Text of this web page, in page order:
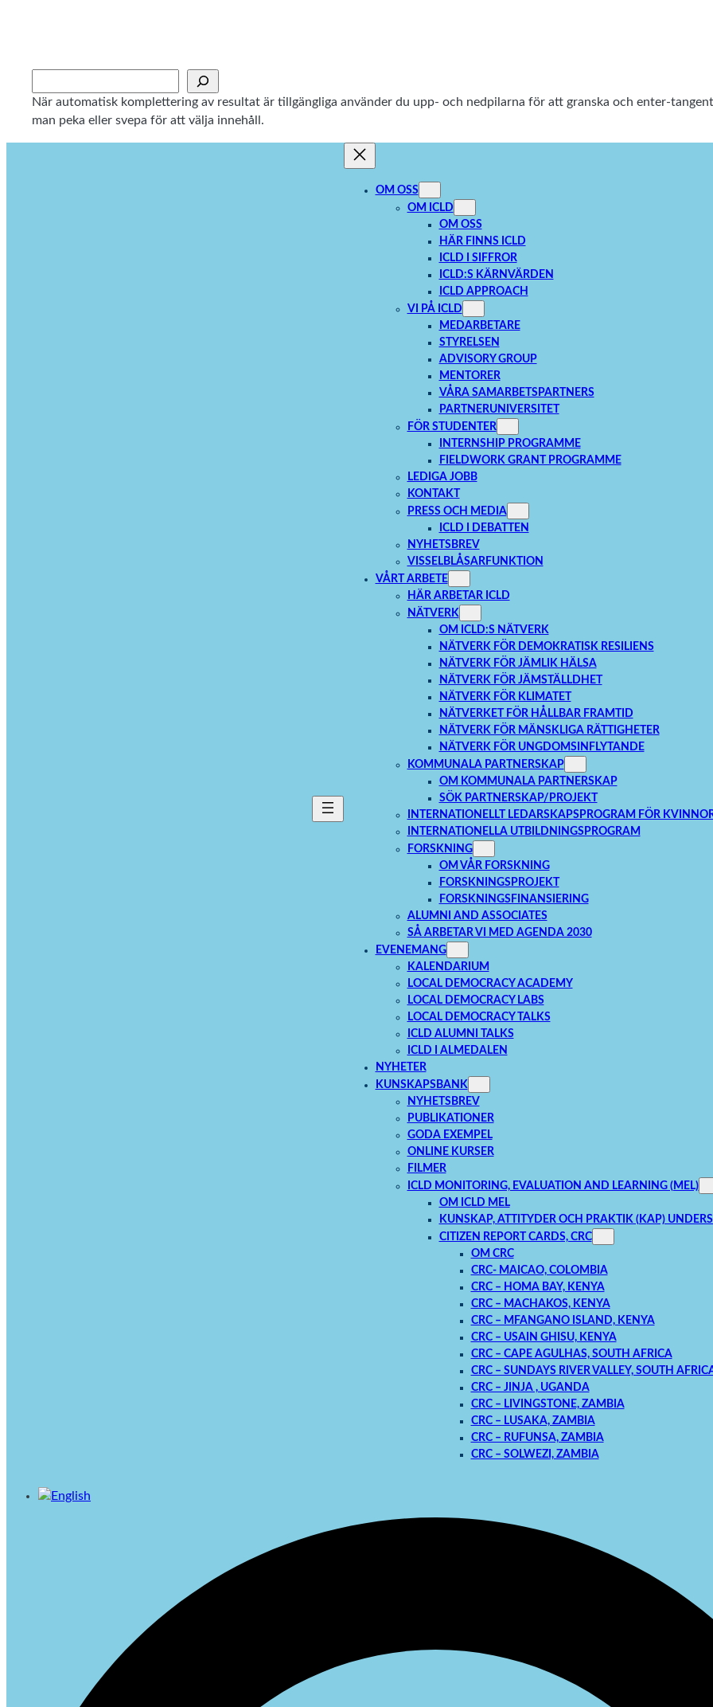
När automatisk komplettering av resultat är tillgängliga använder du upp- och nedpilarna för att granska och enter-
man peka eller svepa för att välja innehåll.
OM OSS
OM ICLD
OM OSS
HÄR FINNS ICLD
ICLD I SIFFROR
ICLD:S KÄRNVÄRDEN
ICLD APPROACH
VI PÅ ICLD
MEDARBETARE
STYRELSEN
ADVISORY GROUP
MENTORER
VÅRA SAMARBETSPARTNERS
PARTNERUNIVERSITET
FÖR STUDENTER
INTERNSHIP PROGRAMME
FIELDWORK GRANT PROGRAMME
LEDIGA JOBB
KONTAKT
PRESS OCH MEDIA
ICLD I DEBATTEN
NYHETSBREV
VISSELBLÅSARFUNKTION
VÅRT ARBETE
HÄR ARBETAR ICLD
NÄTVERK
OM ICLD:S NÄTVERK
NÄTVERK FÖR DEMOKRATISK RESILIENS
NÄTVERK FÖR JÄMLIK HÄLSA
NÄTVERK FÖR JÄMSTÄLLDHET
NÄTVERK FÖR KLIMATET
NÄTVERKET FÖR HÅLLBAR FRAMTID
NÄTVERK FÖR MÄNSKLIGA RÄTTIGHETER
NÄTVERK FÖR UNGDOMSINFLYTANDE
KOMMUNALA PARTNERSKAP
OM KOMMUNALA PARTNERSKAP
SÖK PARTNERSKAP/PROJEKT
INTERNATIONELLT LEDARSKAPSPROGRAM FÖR
INTERNATIONELLA UTBILDNINGSPROGRAM
FORSKNING
OM VÅR FORSKNING
FORSKNINGSPROJEKT
FORSKNINGSFINANSIERING
ALUMNI AND ASSOCIATES
SÅ ARBETAR VI MED AGENDA 2030
EVENEMANG
KALENDARIUM
LOCAL DEMOCRACY ACADEMY
LOCAL DEMOCRACY LABS
LOCAL DEMOCRACY TALKS
ICLD ALUMNI TALKS
ICLD I ALMEDALEN
NYHETER
KUNSKAPSBANK
NYHETSBREV
PUBLIKATIONER
GODA EXEMPEL
ONLINE KURSER
FILMER
ICLD MONITORING, EVALUATION AND LEARNING (MEL)
OM ICLD MEL
KUNSKAP, ATTITYDER OCH PRAKTIK (KAP)
CITIZEN REPORT CARDS, CRC
OM CRC
CRC- MAICAO, COLOMBIA
CRC – HOMA BAY, KENYA
CRC – MACHAKOS, KENYA
CRC – MFANGANO ISLAND, KENYA
CRC – USAIN GHISU, KENYA
CRC – CAPE AGULHAS, SOUTH AFRICA
CRC – SUNDAYS RIVER VALLEY, SOUTH
CRC – JINJA , UGANDA
CRC – LIVINGSTONE, ZAMBIA
CRC – LUSAKA, ZAMBIA
CRC – RUFUNSA, ZAMBIA
CRC – SOLWEZI, ZAMBIA